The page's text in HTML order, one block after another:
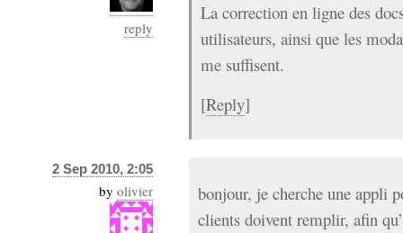
reply
La correction en ligne des
utilisateurs, ainsi que les
me suffisent.
[Reply]
2 Sep 2010, 2:05
by olivier
bonjour, je cherche une appli
clients doivent remplir, afin